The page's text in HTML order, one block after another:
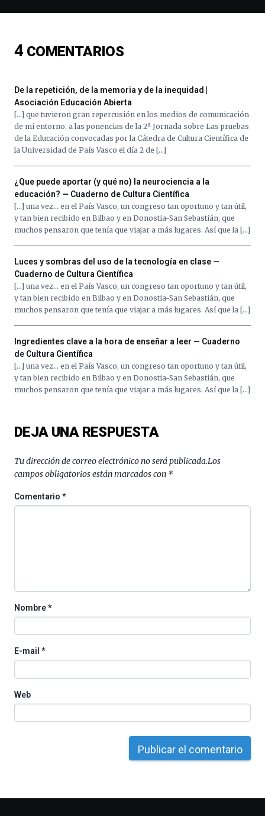
de
16
al
octubre.
por
la
Cátedra…
4 COMENTARIOS
De la repetición, de la memoria y de la inequidad |
Asociación Educación Abierta
[…] que tuvieron gran repercusión en los medios de comunicación
de mi entorno, a las ponencias de la 2ª Jornada sobre Las pruebas
de la Educación convocadas por la Cátedra de Cultura Científica de
la Universidad de País Vasco el día 2 de […]
¿Que puede aportar (y qué no) la neurociencia a la
educación? — Cuaderno de Cultura Científica
[…] una vez… en el País Vasco, un congreso tan oportuno y tan útil,
y tan bien recibido en Bilbao y en Donostia-San Sebastián, que
muchos pensaron que tenía que viajar a más lugares. Así que la […]
Luces y sombras del uso de la tecnología en clase —
Cuaderno de Cultura Científica
[…] una vez… en el País Vasco, un congreso tan oportuno y tan útil,
y tan bien recibido en Bilbao y en Donostia-San Sebastián, que
muchos pensaron que tenía que viajar a más lugares. Así que la […]
Ingredientes clave a la hora de enseñar a leer — Cuaderno
de Cultura Científica
[…] una vez… en el País Vasco, un congreso tan oportuno y tan útil,
y tan bien recibido en Bilbao y en Donostia-San Sebastián, que
muchos pensaron que tenía que viajar a más lugares. Así que la […]
DEJA UNA RESPUESTA
Tu dirección de correo electrónico no será publicada.Los
campos obligatorios están marcados con *
Comentario*
Nombre*
E-mail *
Web